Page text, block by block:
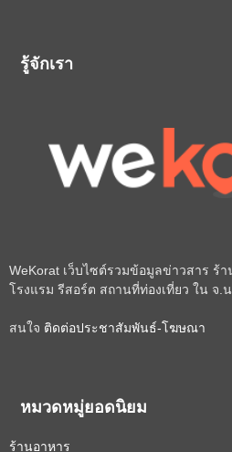
รู้จักเรา
WeKorat เว็บไซต์รวมข้อมูลข่าวสาร ร้
โรงแรม รีสอร์ต สถานที่ท่องเที่ยว ใน จ.
สนใจ ติดต่อประชาสัมพันธ์-โฆษณา
หมวดหมู่ยอดนิยม
ร้านอาหาร